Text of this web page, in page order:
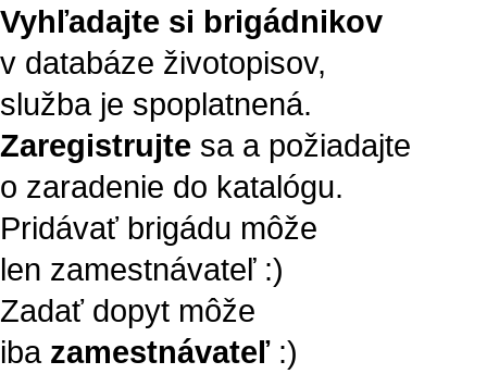
Vyhľadajte si brigádnikov
v databáze životopisov,
služba je spoplatnená.
Zaregistrujte sa a požiadajte
o zaradenie do katalógu.
Pridávať brigádu môže
len zamestnávateľ :)
Zadať dopyt môže
iba zamestnávateľ:)